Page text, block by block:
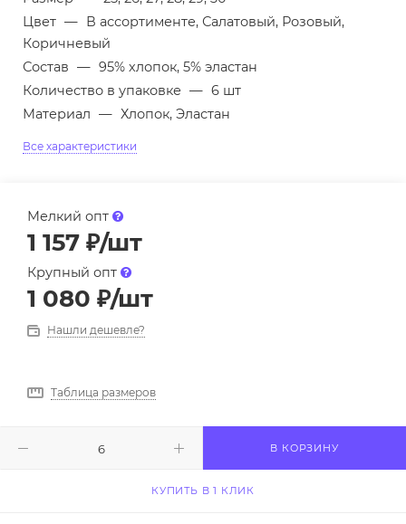
Цвет — В ассортименте, Салатовый, Розовый,
Коричневый
Состав — 95% хлопок, 5% эластан
Количество в упаковке — 6 шт
Материал — Хлопок, Эластан
Все характеристики
Мелкий опт
1 157 ₽/шт
Крупный опт
1 080 ₽/шт
Нашли дешевле?
Таблица размеров
В КОРЗИНУ
КУПИТЬ В 1 КЛИК